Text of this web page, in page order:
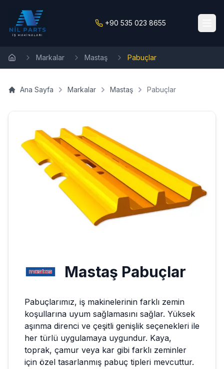
+90 535 023 8655
Markalar Mastaş Pabuçlar
Ana Sayfa Markalar Mastaş Pabuçlar
Mastaş Pabuçlar
Pabuçlarımız, iş makinelerinin farklı zemin
koşullarına uyum sağlamasını sağlar. Yüksek
aşınma direnci ve çeşitli genişlik seçenekleri ile
her türlü uygulamaya uygundur. Kaya,
toprak, çamur veya kar gibi farklı zeminler
için özel tasarlanmış pabuç tipleri mevcuttur.